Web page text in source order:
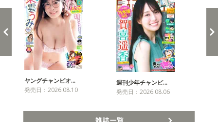
ヤングチャンピオ…
発売日：2026.08.10
週刊少年チャンピ…
発売日：2026.08.06